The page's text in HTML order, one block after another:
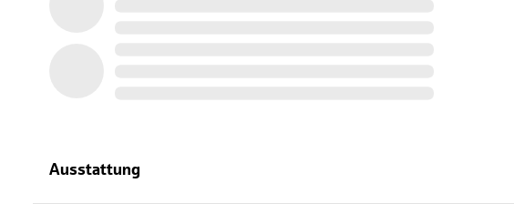
Ausstattung